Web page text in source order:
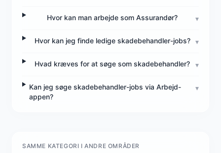
Hvor kan man arbejde som Assurandør? ▾
Hvor kan jeg finde ledige skadebehandler-jobs? ▾
Hvad kræves for at søge som skadebehandler? ▾
Kan jeg søge skadebehandler-jobs via Arbejd-
appen?
▾
SAMME KATEGORI I ANDRE OMRÅDER